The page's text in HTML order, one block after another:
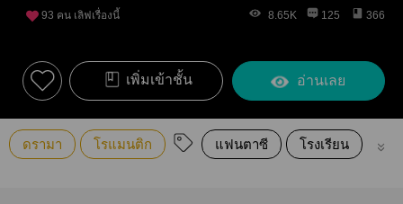
93 คน เลิฟเรื่องนี้ 8.65K 125 366
เพิ่มเข้าชั้น อ่านเลย
ดรามา โรแมนติก แฟนตาซี โรงเรียน 18+